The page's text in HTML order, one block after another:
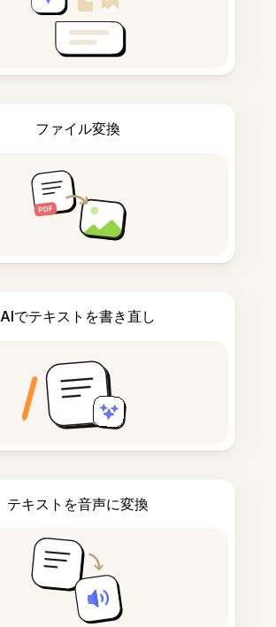
ファイル変換
AIでテキストを書き直し
テキストを音声に変換